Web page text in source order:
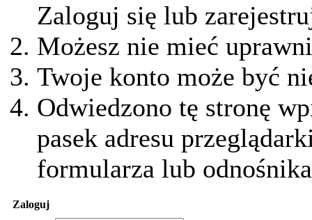
Zaloguj się lub
Możesz nie mieć
Twoje konto może być
Odwiedzono tę stronę
pasek adresu
formularza lub
Zaloguj